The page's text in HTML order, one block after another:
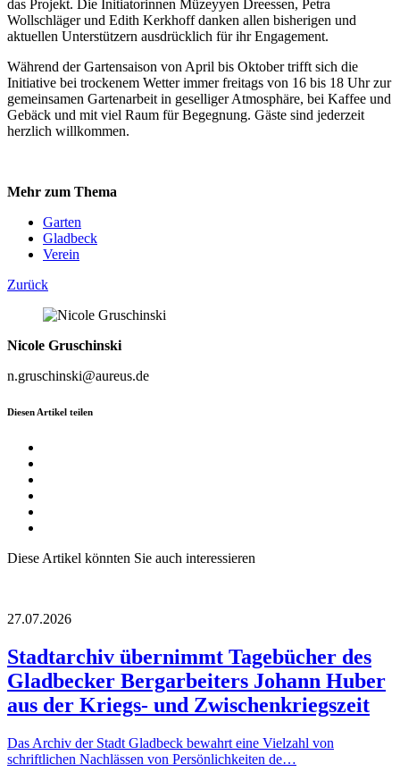
das Projekt. Die Initiatorinnen Müzeyyen Dreessen, Petra
Wollschläger und Edith Kerkhoff danken allen bisherigen und
aktuellen Unterstützern ausdrücklich für ihr Engagement.
Während der Gartensaison von April bis Oktober trifft sich die
Initiative bei trockenem Wetter immer freitags von 16 bis 18 Uhr zur
gemeinsamen Gartenarbeit in geselliger Atmosphäre, bei Kaffee und
Gebäck und mit viel Raum für Begegnung. Gäste sind jederzeit
herzlich willkommen.
Mehr zum Thema
Garten
Gladbeck
Verein
Zurück
Nicole Gruschinski
n.gruschinski@aureus.de
Diesen Artikel teilen
Diese Artikel könnten Sie auch interessieren
27.07.2026
Stadtarchiv übernimmt Tagebücher des
Gladbecker Bergarbeiters Johann Huber
aus der Kriegs- und Zwischenkriegszeit
Das Archiv der Stadt Gladbeck bewahrt eine Vielzahl von
schriftlichen Nachlässen von Persönlichkeiten de…